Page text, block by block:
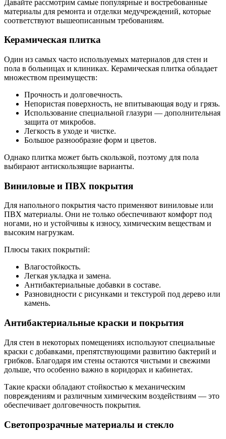
Давайте рассмотрим самые популярные и востребованные
материалы для ремонта и отделки медучреждений, которые
соответствуют вышеописанным требованиям.
Керамическая плитка
Один из самых часто используемых материалов для стен и
пола в больницах и клиниках. Керамическая плитка обладает
множеством преимуществ:
Прочность и долговечность.
Непористая поверхность, не впитывающая воду и грязь.
Использование специальной глазури — дополнительная
защита от микробов.
Легкость в уходе и чистке.
Большое разнообразие форм и цветов.
Однако плитка может быть скользкой, поэтому для пола
выбирают антискользящие варианты.
Виниловые и ПВХ покрытия
Для напольного покрытия часто применяют виниловые или
ПВХ материалы. Они не только обеспечивают комфорт под
ногами, но и устойчивы к износу, химическим веществам и
высоким нагрузкам.
Плюсы таких покрытий:
Влагостойкость.
Легкая укладка и замена.
Антибактериальные добавки в составе.
Разновидности с рисунками и текстурой под дерево или
камень.
Антибактериальные краски и покрытия
Для стен в некоторых помещениях используют специальные
краски с добавками, препятствующими развитию бактерий и
грибков. Благодаря им стены остаются чистыми и свежими
дольше, что особенно важно в коридорах и кабинетах.
Такие краски обладают стойкостью к механическим
повреждениям и различным химическим воздействиям — это
обеспечивает долговечность покрытия.
Светопрозрачные материалы и стекло